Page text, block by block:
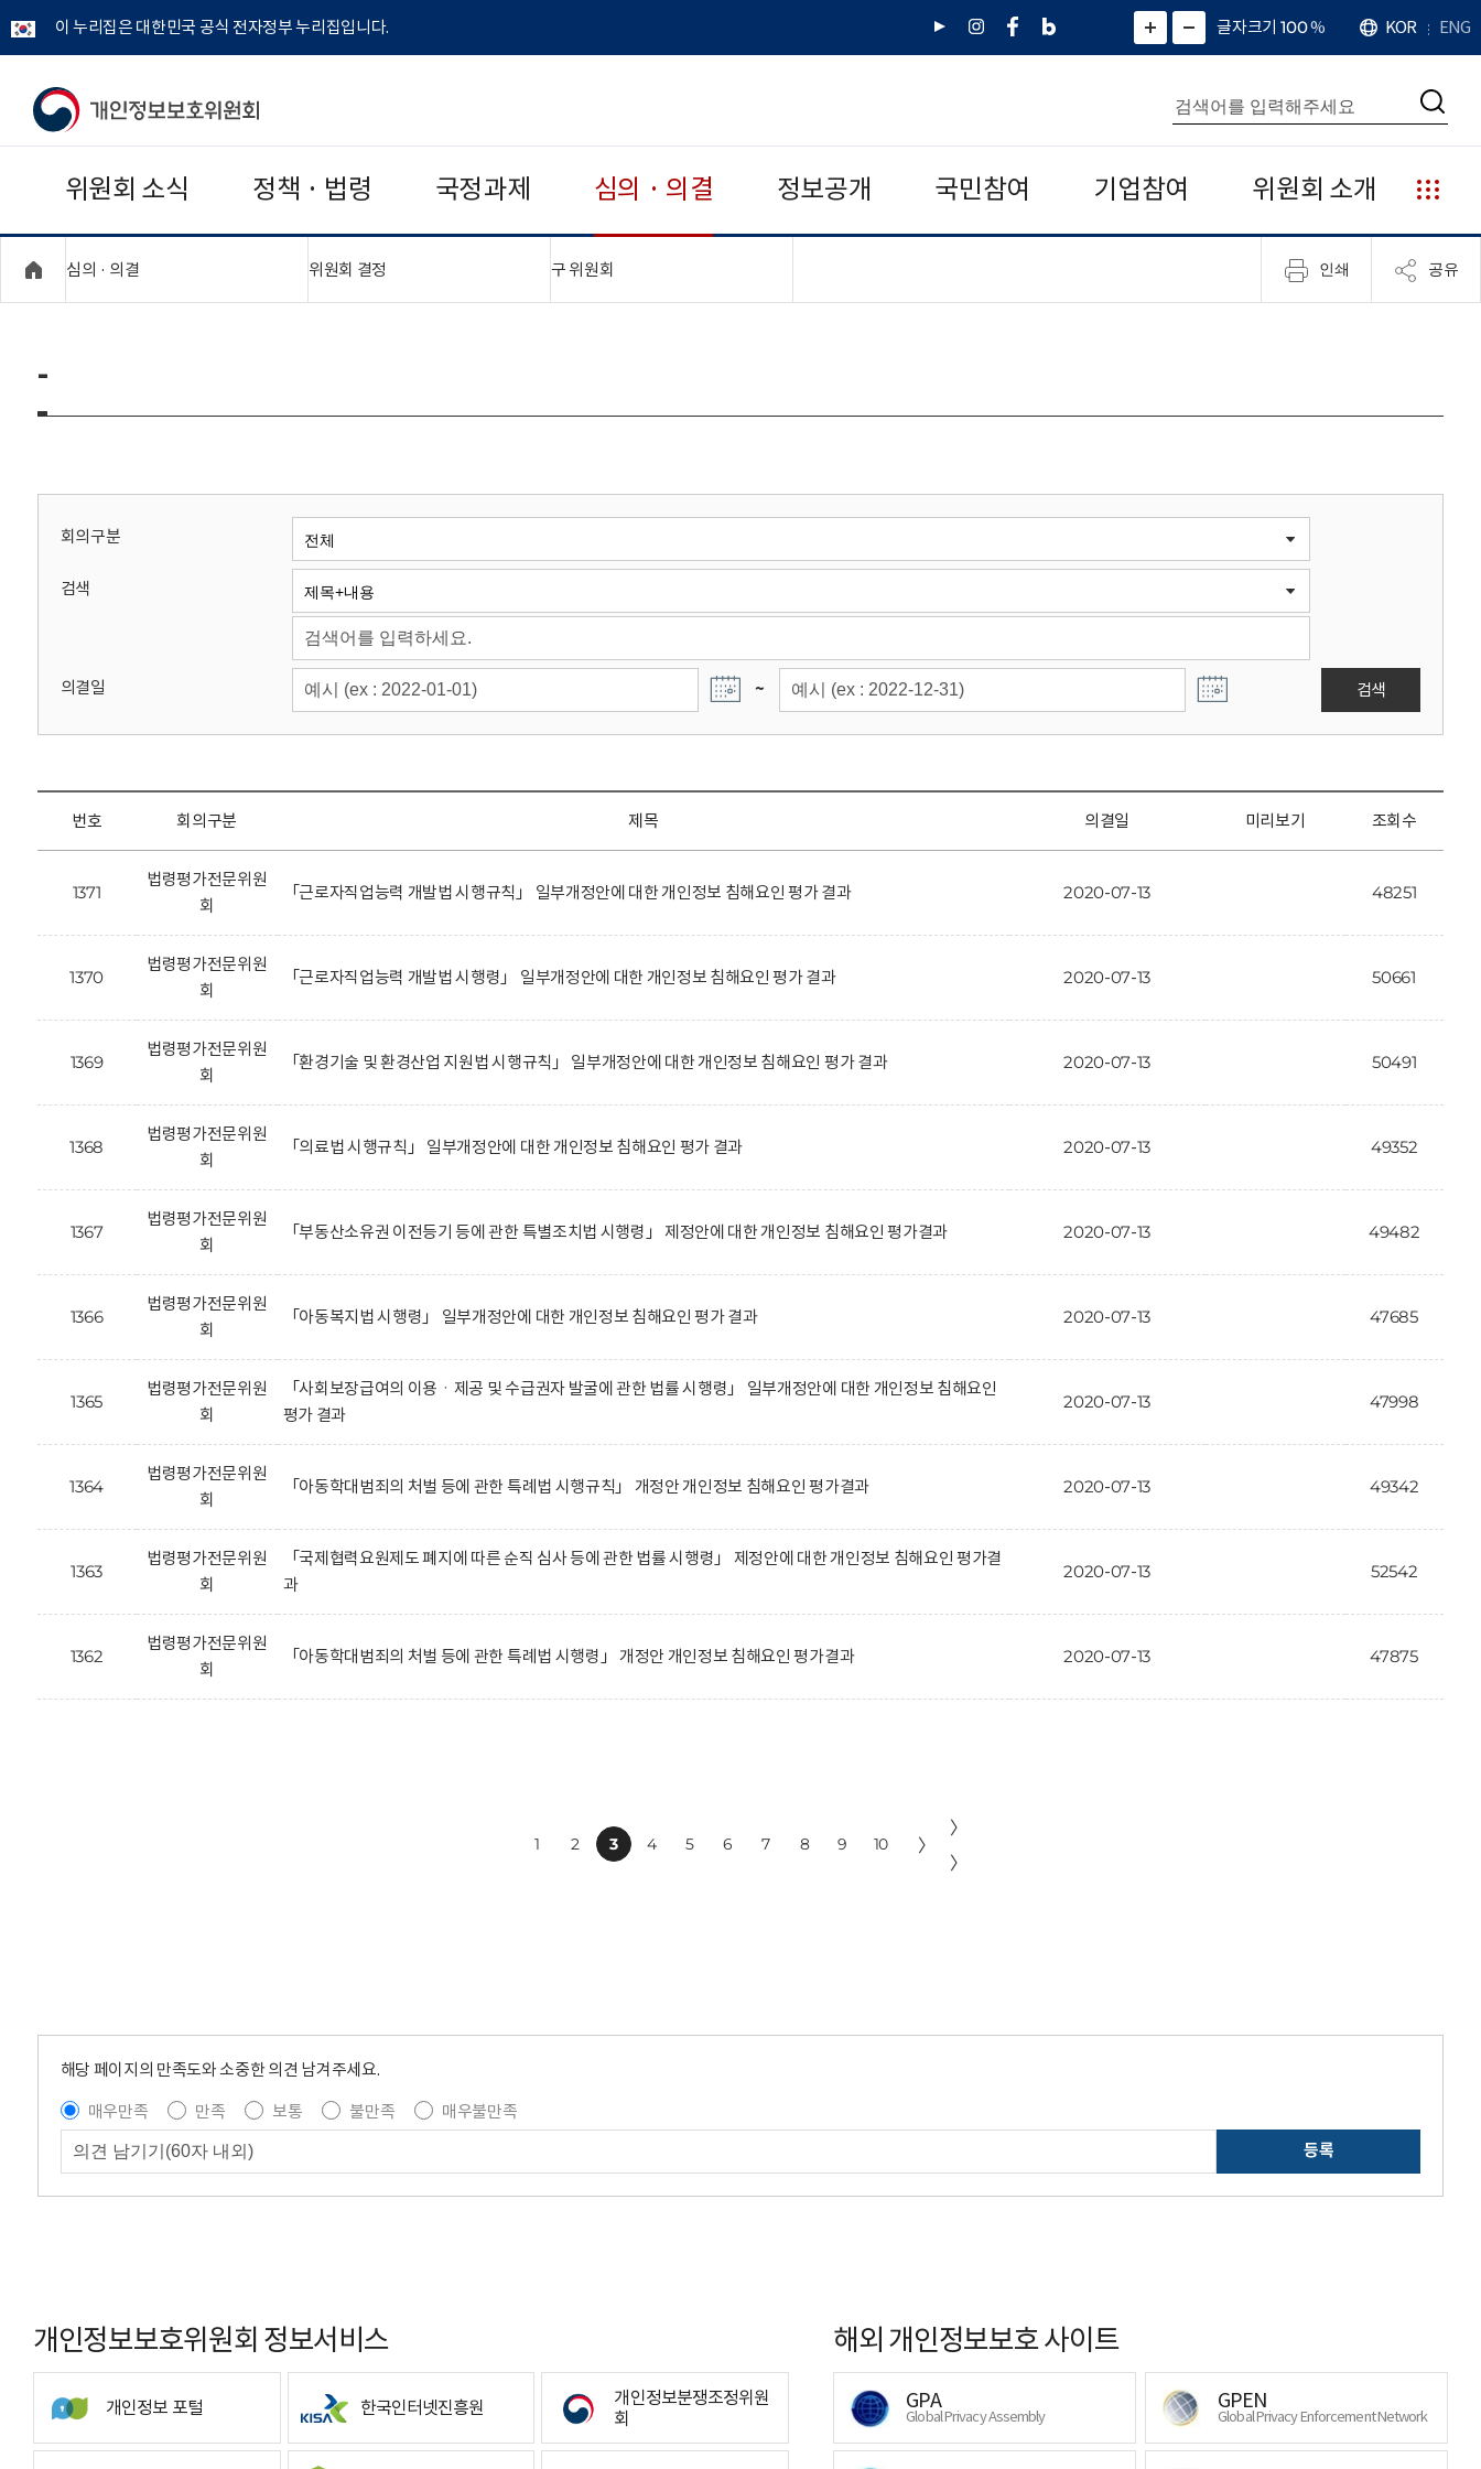
이 누리집은 대한민국 공식 전자정부 누리집입니다.
유
인
페
네
그
)
화
면
면
소
확
대
치
글자크기 100%
언
어
KOR ENG
개
보
보
위
회
통
합
검
색
검
위원회 소식 정책 · 법령 국정과제 심의 · 의결 정보공개 국민참여 기업참여 위원회 소개
누
리
집
안
심의 · 의결 위원회 결정 구 위원회 인쇄 공유
-
회의구분
검색
의결일 ~ 검색
번호 회의구분 제목 의결일 미리보기 조회수
1371
법령평가전문위원
회
「근로자직업능력 개발법 시행규칙」 일부개정안에 대한 개인정보 침해요인 평가 결과 2020-07-13 48251
1370
법령평가전문위원
회
「근로자직업능력 개발법 시행령」 일부개정안에 대한 개인정보 침해요인 평가 결과 2020-07-13 50661
1369
법령평가전문위원
회
「환경기술 및 환경산업 지원법 시행규칙」 일부개정안에 대한 개인정보 침해요인 평가 결과 2020-07-13 50491
1368
법령평가전문위원
회
「의료법 시행규칙」 일부개정안에 대한 개인정보 침해요인 평가 결과 2020-07-13 49352
1367
법령평가전문위원
회
「부동산소유권 이전등기 등에 관한 특별조치법 시행령」 제정안에 대한 개인정보 침해요인 평가결과 2020-07-13 49482
1366
법령평가전문위원
회
「아동복지법 시행령」 일부개정안에 대한 개인정보 침해요인 평가 결과 2020-07-13 47685
1365
법령평가전문위원
회
「사회보장급여의 이용ㆍ제공 및 수급권자 발굴에 관한 법률 시행령」 일부개정안에 대한 개인정보 침해요인
평가 결과
2020-07-13 47998
1364
법령평가전문위원
회
「아동학대범죄의 처벌 등에 관한 특례법 시행규칙」 개정안 개인정보 침해요인 평가결과 2020-07-13 49342
1363
법령평가전문위원
회
「국제협력요원제도 폐지에 따른 순직 심사 등에 관한 법률 시행령」 제정안에 대한 개인정보 침해요인 평가결
과
2020-07-13 52542
1362
법령평가전문위원
회
「아동학대범죄의 처벌 등에 관한 특례법 시행령」 개정안 개인정보 침해요인 평가결과 2020-07-13 47875
1 2 3 4 5 6 7 8 9 10 〉
〉
〉
해당 페이지의 만족도와 소중한 의견 남겨주세요.
매우만족
만족 보통 불만족
매우불만족
등록
개인정보보호위원회 정보서비스
개인정보 포털 한국인터넷진흥원
개인정보분쟁조정위원
회
해외 개인정보보호 사이트
GPA
Global Privacy Assembly
GPEN
Global Privacy Enforcement Network